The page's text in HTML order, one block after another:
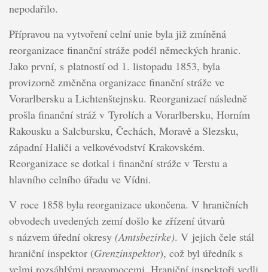
nepodařilo.
Přípravou na vytvoření celní unie byla již zmíněná
reorganizace finanční stráže podél německých hranic.
Jako první, s platností od 1. listopadu 1853, byla
provizorně změněna organizace finanční stráže ve
Vorarlbersku a Lichtenštejnsku. Reorganizací následně
prošla finanční stráž v Tyrolích a Vorarlbersku, Horním
Rakousku a Salcbursku, Čechách, Moravě a Slezsku,
západní Haliči a velkovévodství Krakovském.
Reorganizace se dotkal i finanční stráže v Terstu a
hlavního celního úřadu ve Vídni.
V roce 1858 byla reorganizace ukončena. V hraničních
obvodech uvedených zemí došlo ke zřízení útvarů
s názvem úřední okresy (Amtsbezirke). V jejich čele stál
hraniční inspektor (Grenzinspektor), což byl úředník s
velmi rozsáhlými pravomocemi. Hraniční inspektoři vedli